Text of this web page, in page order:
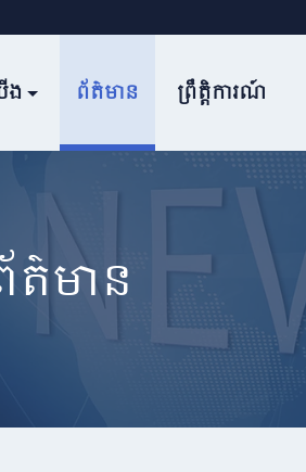
ង ព័ត៌មាន ព្រឹត្តិការណ៍
ត៌មាន